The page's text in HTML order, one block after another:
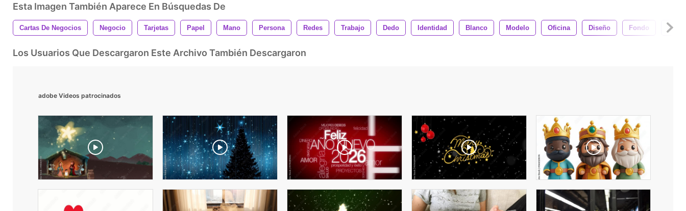
Esta Imagen También Aparece En Búsquedas De
Cartas De Negocios Negocio Tarjetas Papel Mano Persona Redes Trabajo Dedo Identidad Blanco Modelo Oficina Diseño Fondo
Los Usuarios Que Descargaron Este Archivo También Descargaron
adobe Videos patrocinados